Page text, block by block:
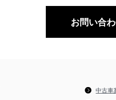
お問い合
中古車